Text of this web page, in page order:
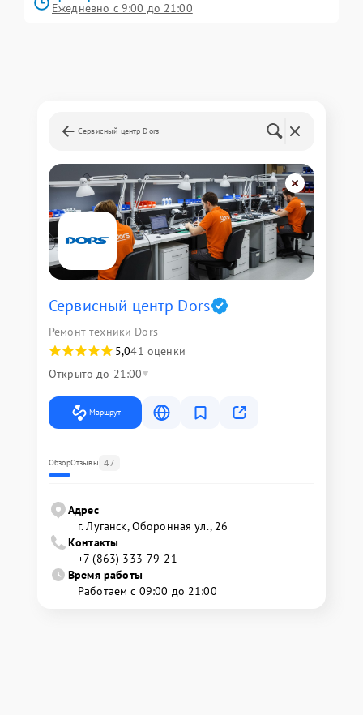
Ежедневно с 9:00 до 21:00
Сервисный центр Dors
Сервисный центр Dors
Ремонт техники Dors
5,041 оценки
Открыто до 21:00
Маршрут
ОбзорОтзывы 47
Адрес
г. Луганск, Оборонная ул., 26
Контакты
+7 (863) 333-79-21
Время работы
Работаем с 09:00 до 21:00